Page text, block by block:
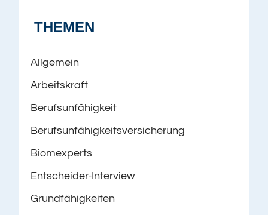
THEMEN
Allgemein
Arbeitskraft
Berufsunfähigkeit
Berufsunfähigkeitsversicherung
Biomexperts
Entscheider-Interview
Grundfähigkeiten